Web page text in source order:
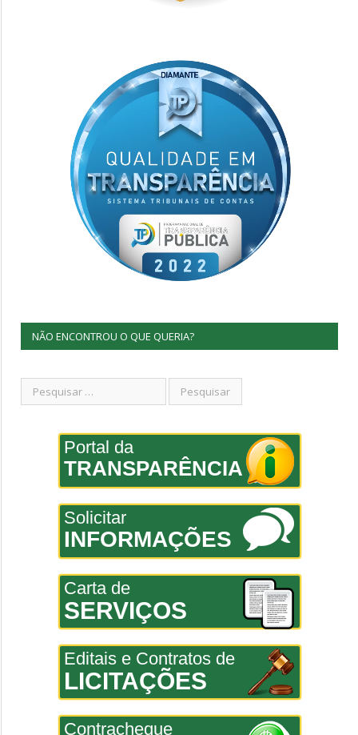
NÃO ENCONTROU O QUE QUERIA?
Portal da
TRANSPARÊNCIA
Solicitar
INFORMAÇÕES
Carta de
SERVIÇOS
Editais e Contratos de
LICITAÇÕES
Contracheque